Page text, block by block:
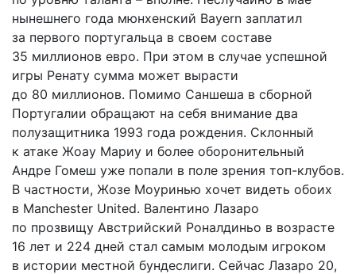
нынешнего года мюнхенский Bayern заплатил
за первого португальца в своем составе
35 миллионов евро. При этом в случае успешной
игры Ренату сумма может вырасти
до 80 миллионов. Помимо Саншеша в сборной
Португалии обращают на себя внимание два
полузащитника 1993 года рождения. Склонный
к атаке Жоау Мариу и более оборонительный
Андре Гомеш уже попали в поле зрения топ-клубов.
В частности, Жозе Моуринью хочет видеть обоих
в Manchester United. Валентино Лазаро
по прозвищу Австрийский Роналдиньо в возрасте
16 лет и 224 дней стал самым молодым игроком
в истории местной бундеслиги. Сейчас Лазаро 20,